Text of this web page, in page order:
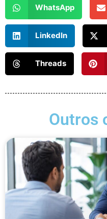
WhatsApp
LinkedIn
Threads
Outros